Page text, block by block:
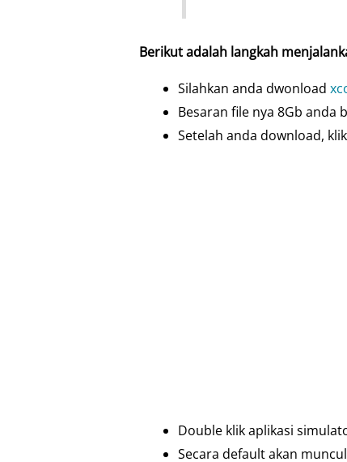
Berikut adalah langkah
Silahkan anda dwonload
Besaran file nya 8Gb anda
Setelah anda download,
Double klik aplikasi
Secara default akan